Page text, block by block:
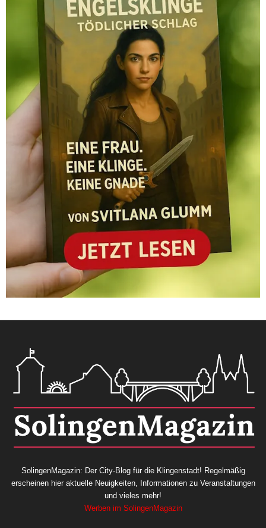
SolingenMagazin: Der City-Blog für die Klingenstadt! Regelmäßig
erscheinen hier aktuelle Neuigkeiten, Informationen zu Veranstaltungen
und vieles mehr!
Werben im SolingenMagazin